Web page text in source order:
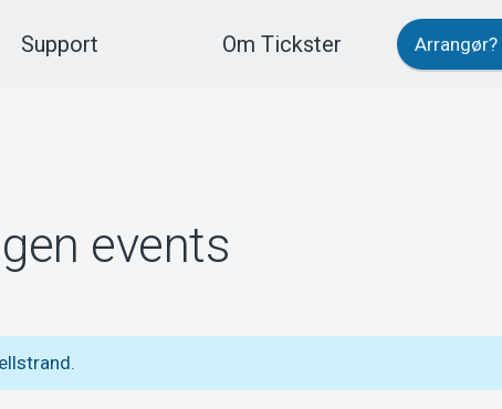
Support Om Tickster Arrangør?
events